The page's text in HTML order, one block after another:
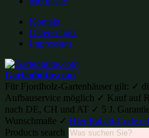
Kontakt
Datenschutz
Impressum
Gartenhütte.com
Für Fjordholz-Gartenhäuser gilt: ✓
Aufbauservice möglich ✓ Kauf auf
nach DE, CH und AT ✓ 5 J.
Wunschmaße ✓ Hier Rabatt-Code
Products search